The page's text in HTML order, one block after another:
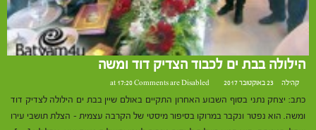
הילולה בבת ים לכבוד הצדיק דוד ומשה
קהילה 23 באוקטובר 2017 at 17:20 Comments are Disabled
כתב: יצחק נתני בסוף השבוע האחרון התקיים באולם שיין בבת ים הילולה לצדיק דוד
ומשה. הוא נפטר ונקבר במרוקו בסיפור מיסטי של הקרבה עצמית – הצלת תושבי עירו